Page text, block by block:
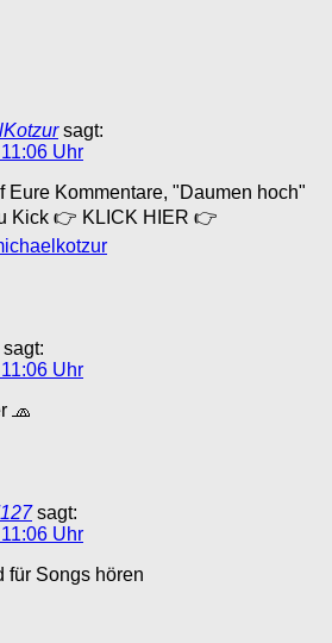
sagt:
Uhr
Eure Kommentare, "Daumen hoch"
Kick 👉 KLICK HIER 👉
sagt:
Uhr
🧢
sagt:
Uhr
für Songs hören